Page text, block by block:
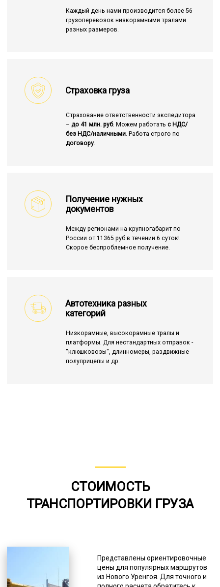
Каждый день нами производится более 56
грузоперевозок низкорамными тралами
разных размеров.
Страховка груза
Страхование ответственности экспедитора
– до 41 млн. руб. Можем работать с НДС/
без НДС/наличными. Работа строго по
договору.
Получение нужных
документов
Между регионами на крупногабарит по
России от 11365 руб в течении 6 суток!
Скорое беспроблемное получение.
Автотехника разных
категорий
Низкорамные, высокорамные тралы и
платформы. Для нестандартных отправок -
"клюшковозы", длинномеры, раздвижные
полуприцепы и др.
СТОИМОСТЬ
ТРАНСПОРТИРОВКИ ГРУЗА
Представлены ориентировочные
цены для популярных маршрутов
из Нового Уренгоя. Для точного и